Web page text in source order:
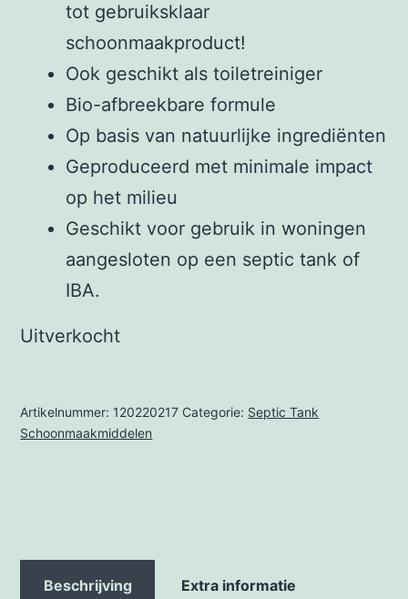
tot gebruiksklaar
schoonmaakproduct!
Ook geschikt als toiletreiniger
Bio-afbreekbare formule
Op basis van natuurlijke ingrediënten
Geproduceerd met minimale impact
op het milieu
Geschikt voor gebruik in woningen
aangesloten op een septic tank of
IBA.
Uitverkocht
Artikelnummer: 120220217 Categorie: Septic Tank
Schoonmaakmiddelen
Beschrijving Extra informatie